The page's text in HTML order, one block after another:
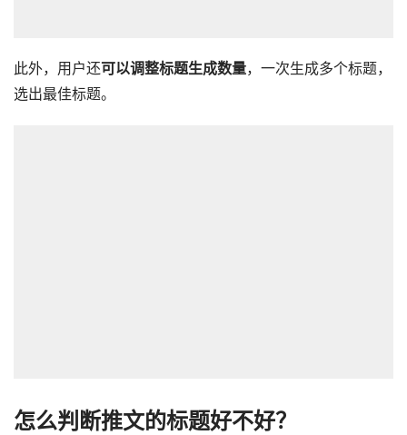
此外，用户还可以调整标题生成数量，一次生成多个标题，
选出最佳标题。
怎么判断推文的标题好不好？